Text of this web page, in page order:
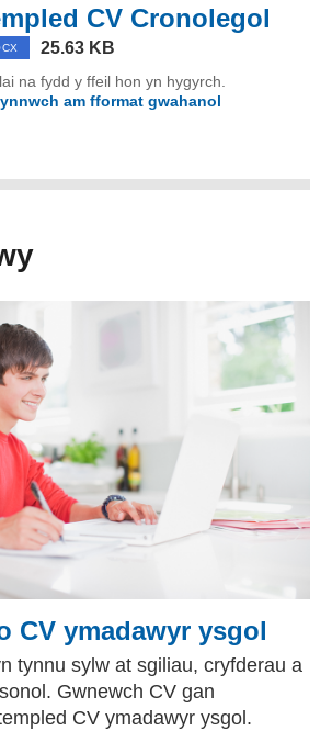
CV Cronolegol
25.63 KB
na fydd y ffeil hon yn hygyrch.
am fformat gwahanol
CV ymadawyr ysgol
tynnu sylw at sgiliau, cryfderau a
Gwnewch CV gan
CV ymadawyr ysgol.